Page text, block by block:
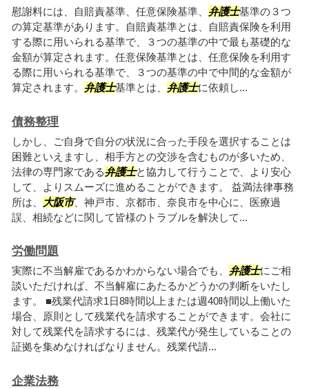
慰謝料には、自賠責基準、任意保険基準、 弁護士基準の３つ
の算定基準があります。自賠責基準とは、自賠責保険を利用
する際に用いられる基準で、３つの基準の中で最も基礎的な
金額が算定されます。任意保険基準とは、任意保険を利用す
る際に用いられる基準で、３つの基準の中で中間的な金額が
算定されます。 弁護士基準とは、 弁護士に依頼し...
債務整理
しかし、ご自身で自分の状況に合った手段を選択することは
困難といえますし、相手方との交渉を含むものが多いため、
法律の専門家である弁護士と協力して行うことで、より安心
して、よりスムーズに進めることができます。 益満法律事務
所は、
大阪市、神戸市、京都市、奈良市を中心に、医療過
誤、相続などに関して皆様のトラブルを解決して...
労働問題
実際に不当解雇であるかわからない場合でも、 弁護士にご相
談いただければ、不当解雇にあたるかどうかの判断をいたし
ます。 ■残業代請求1日8時間以上または週40時間以上働いた
場合、原則として残業代を請求することができます。会社に
対して残業代を請求するには、残業代が発生していることの
証拠を集めなければなりません。残業代請...
企業法務